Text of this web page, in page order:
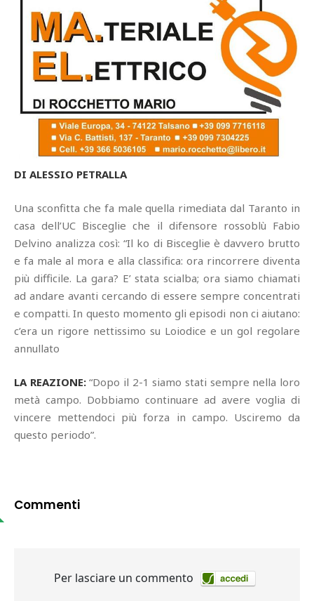
DI ALESSIO PETRALLA
Una sconfitta che fa male quella rimediata dal Taranto in
casa dell’UC Bisceglie che il difensore rossoblù Fabio
Delvino analizza così: “Il ko di Bisceglie è davvero brutto
e fa male al mora e alla classifica: ora rincorrere diventa
più difficile. La gara? E’ stata scialba; ora siamo chiamati
ad andare avanti cercando di essere sempre concentrati
e compatti. In questo momento gli episodi non ci aiutano:
c’era un rigore nettissimo su Loiodice e un gol regolare
annullato
LA REAZIONE:“Dopo il 2-1 siamo stati sempre nella loro
metà campo. Dobbiamo continuare ad avere voglia di
vincere mettendoci più forza in campo. Usciremo da
questo periodo”.
Commenti